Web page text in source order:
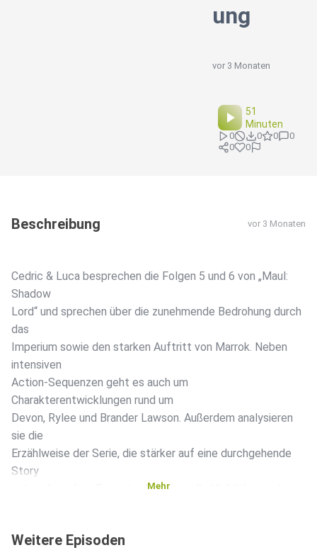
ung
vor 3 Monaten
51
Minuten
0 0 0
0
0
0
Beschreibung vor 3 Monaten
Cedric & Luca besprechen die Folgen 5 und 6 von „Maul:
Shadow
Lord“ und sprechen über die zunehmende Bedrohung durch
das
Imperium sowie den starken Auftritt von Marrok. Neben
intensiven
Action-Sequenzen geht es auch um
Charakterentwicklungen rund um
Devon, Rylee und Brander Lawson. Außerdem analysieren
sie die
Erzählweise der Serie, die stärker auf eine durchgehende
Story
setzt als andere Formate. Auch visuelle Highlights und
Mehr
Weitere Episoden